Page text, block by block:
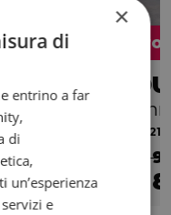
DUCATI Multistrada V2 890
Kw
277/mese
2021
€
×
di
entrino a far
di
un’esperienza
e